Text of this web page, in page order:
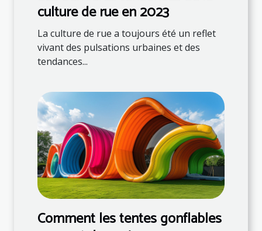
culture de rue en 2023
La culture de rue a toujours été un reflet
vivant des pulsations urbaines et des
tendances...
Comment les tentes gonflables